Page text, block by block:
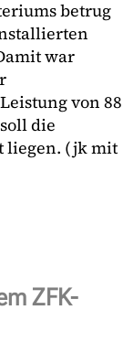
betrug
war
von 88
die
liegen. (jk mit
ZFK-